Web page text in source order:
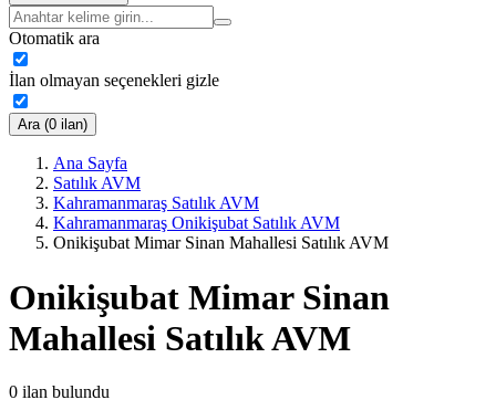
Otomatik ara
İlan olmayan seçenekleri gizle
Ara (0 ilan)
Ana Sayfa
Satılık AVM
Kahramanmaraş Satılık AVM
Kahramanmaraş Onikişubat Satılık AVM
Onikişubat Mimar Sinan Mahallesi Satılık AVM
Onikişubat Mimar Sinan
Mahallesi Satılık AVM
0 ilan bulundu